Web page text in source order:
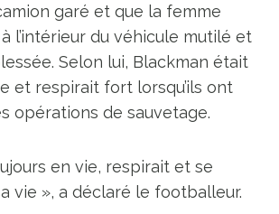
garé et que la femme
l’intérieur du véhicule mutilé et
Selon lui, Blackman était
et respirait fort lorsqu’ils ont
opérations de sauvetage.
en vie, respirait et se
vie », a déclaré le footballeur.